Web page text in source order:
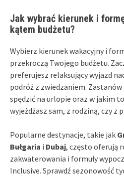
Jak wybrać kierunek i
kątem budżetu?
Wybierz kierunek wakacyjny i
przekroczą Twojego budżetu.
preferujesz relaksujący wyjazd
podróż z zwiedzaniem.
spędzić na urlopie oraz w jakim
wyjeżdżasz sam, z rodziną, czy z
Popularne destynacje, takie jak
Bułgaria i Dubaj, często oferują
zakwaterowania i formuły
Inclusive. Sprawdź sezonowość